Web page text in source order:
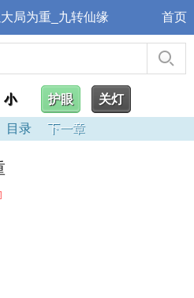
局为重_九转仙缘 首页
小 护眼 关灯
目录 下一章